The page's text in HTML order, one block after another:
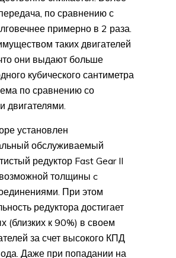
по сравнению с
примерно в 2 раза.
таких двигателей
они выдают больше
кубического сантиметра
по сравнению со
двигателями.
установлен
обслуживаемый
редуктор Fast Gear II
толщины c
При этом
редуктора достигает
(близких к 90%) в своем
за счет высокого КПД
Даже при попадании на